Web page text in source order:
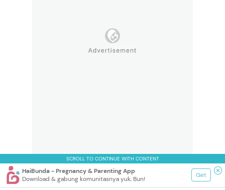
SCROLL TO CONTINUE WITH CONTENT
HaiBunda - Pregnancy & Parenting App
Download & gabung komunitasnya yuk, Bun!
Get